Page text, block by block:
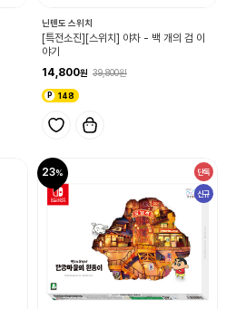
닌텐도 스위치
[특전소진][스위치] 야차 - 백 개의 검 이
야기
14,800
39,800
148
23 단독
신규